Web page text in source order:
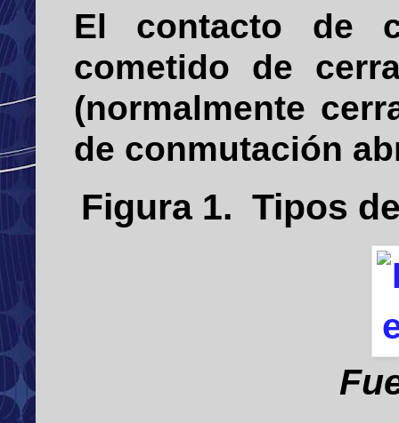
El contacto de
cometido de
(normalmente
de conmutación
Figura 1. Tipos